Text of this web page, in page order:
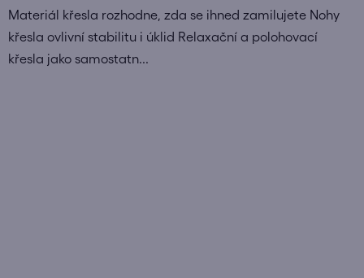
Materiál křesla rozhodne, zda se ihned zamilujete Nohy
křesla ovlivní stabilitu i úklid Relaxační a polohovací
křesla jako samostatn...